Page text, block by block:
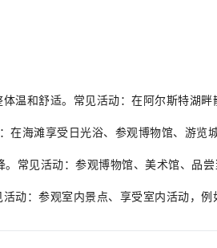
温和舒适。常见活动：在阿尔斯特湖
海滩享受日光浴、参观博物馆、游览
常见活动：参观博物馆、美术馆、品
动：参观室内景点、享受室内活动，